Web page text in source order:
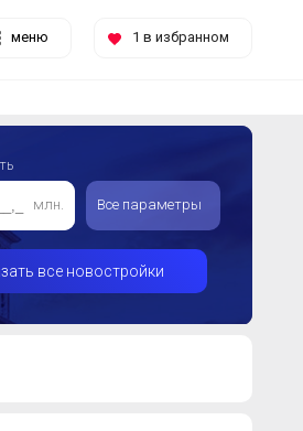
меню 1 в избранном
млн. Все параметры
все новостройки